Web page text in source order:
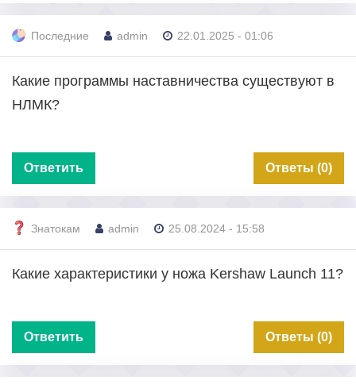
Последние admin 22.01.2025 - 01:06
Какие программы наставничества существуют в
НЛМК?
Ответить Ответы (0)
Знатокам admin 25.08.2024 - 15:58
Какие характеристики у ножа Kershaw Launch 11?
Ответить Ответы (0)